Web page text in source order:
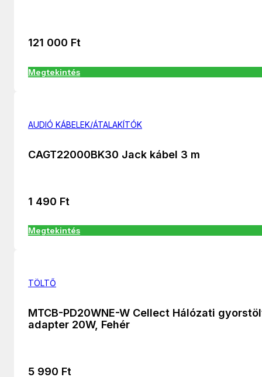
121 000 Ft
Megtekintés
AUDIÓ KÁBELEK/ÁTALAKÍTÓK
CAGT22000BK30 Jack kábel 3 m
1 490 Ft
Megtekintés
TÖLTŐ
MTCB-PD20WNE-W Cellect Hálózati
adapter 20W, Fehér
5 990 Ft